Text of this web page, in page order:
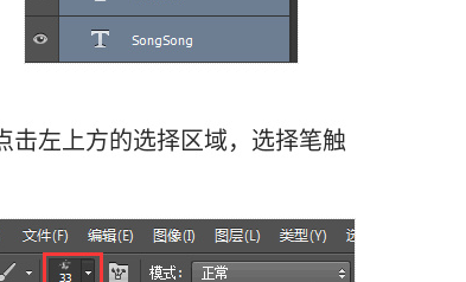
击左上方的选择区域，选择笔触